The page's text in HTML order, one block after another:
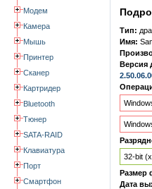
Модем
Камера
Мышь
Принтер
Сканер
Картридер
Bluetooth
Тюнер
SATA-RAID
Клавиатура
Порт
Смартфон
Тип:
Имя:
Версия
32-bit
Размер
Дата